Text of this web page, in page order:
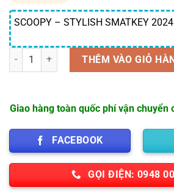
SCOOPY – STYLISH SMATKEY 2024
Số lượng THÊM VÀO GIỎ
Giao hàng toàn quốc phí vận
FACEBOOK
GỌI ĐIỆN: 0948